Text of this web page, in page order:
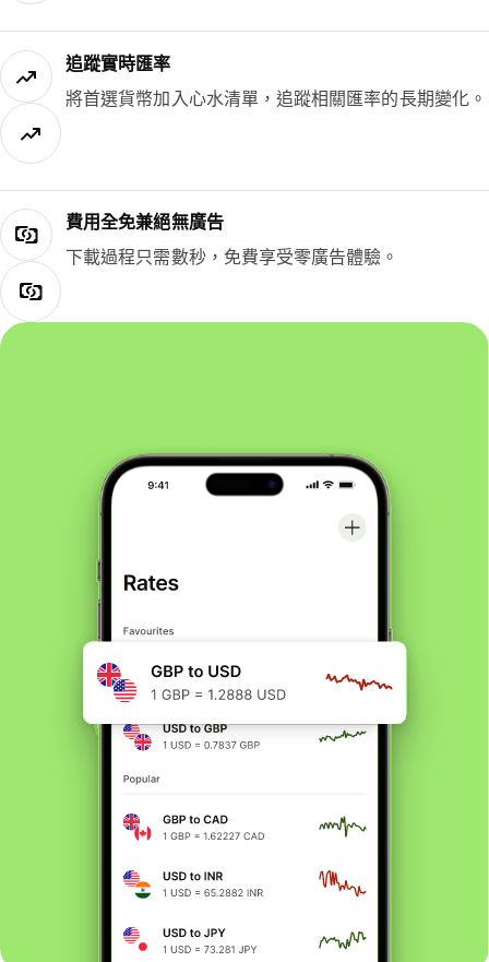
追蹤實時匯率
將首選貨幣加入心水清單，追蹤相關匯率的長期變化。
費用全免兼絕無廣告
下載過程只需數秒，免費享受零廣告體驗。